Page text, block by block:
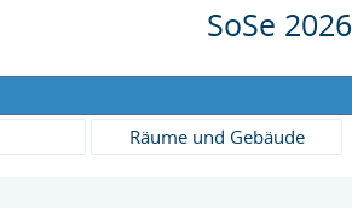
SoSe 2026
Räume und Gebäude